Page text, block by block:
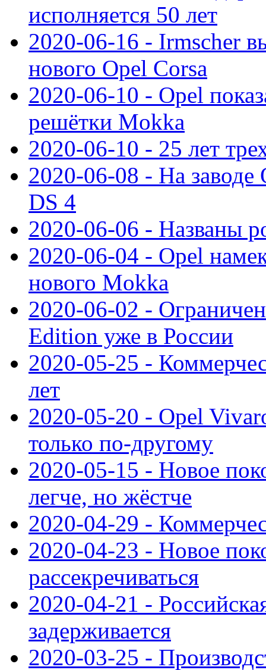
исполняется 50 лет
2020-06-16 - Irmscher
нового Opel Corsa
2020-06-10 - Opel
решётки Mokka
2020-06-10 - 25 лет
2020-06-08 - На заводе
DS 4
2020-06-06 - Названы
2020-06-04 - Opel
нового Mokka
2020-06-02 -
Edition уже в России
2020-05-25 -
лет
2020-05-20 - Opel
только по-другому
2020-05-15 - Новое
легче, но жёстче
2020-04-29 -
2020-04-23 - Новое
рассекречиваться
2020-04-21 -
задерживается
2020-03-25 -